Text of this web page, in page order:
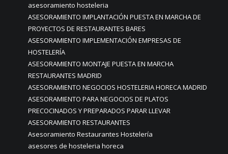
asesoramiento hosteleria
ASESORAMIENTO IMPLANTACIÓN PUESTA EN MARCHA DE
PROYECTOS DE RESTAURANTES BARES
ASESORAMIENTO IMPLEMENTACIÓN EMPRESAS DE
HOSTELERÍA
ASESORAMIENTO MONTAJE PUESTA EN MARCHA
RESTAURANTES MADRID
ASESORAMIENTO NEGOCIOS HOSTELERIA HORECA MADRID
ASESORAMIENTO PARA NEGOCIOS DE PLATOS
PRECOCINADOS Y PREPARADOS PARAR LLEVAR
ASESORAMIENTO RESTAURANTES
Asesoramiento Restaurantes Hostelería
asesores de hosteleria horeca